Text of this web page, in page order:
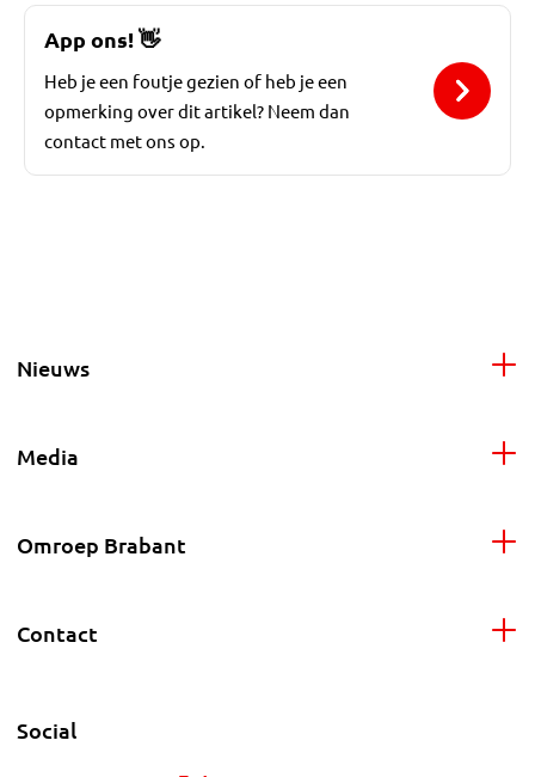
App ons!👋
Heb je een foutje gezien of heb je een
opmerking over dit artikel? Neem dan
contact met ons op.
Nieuws
Media
Omroep Brabant
Contact
Social